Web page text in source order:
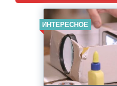
ИНТЕРЕСНОЕ